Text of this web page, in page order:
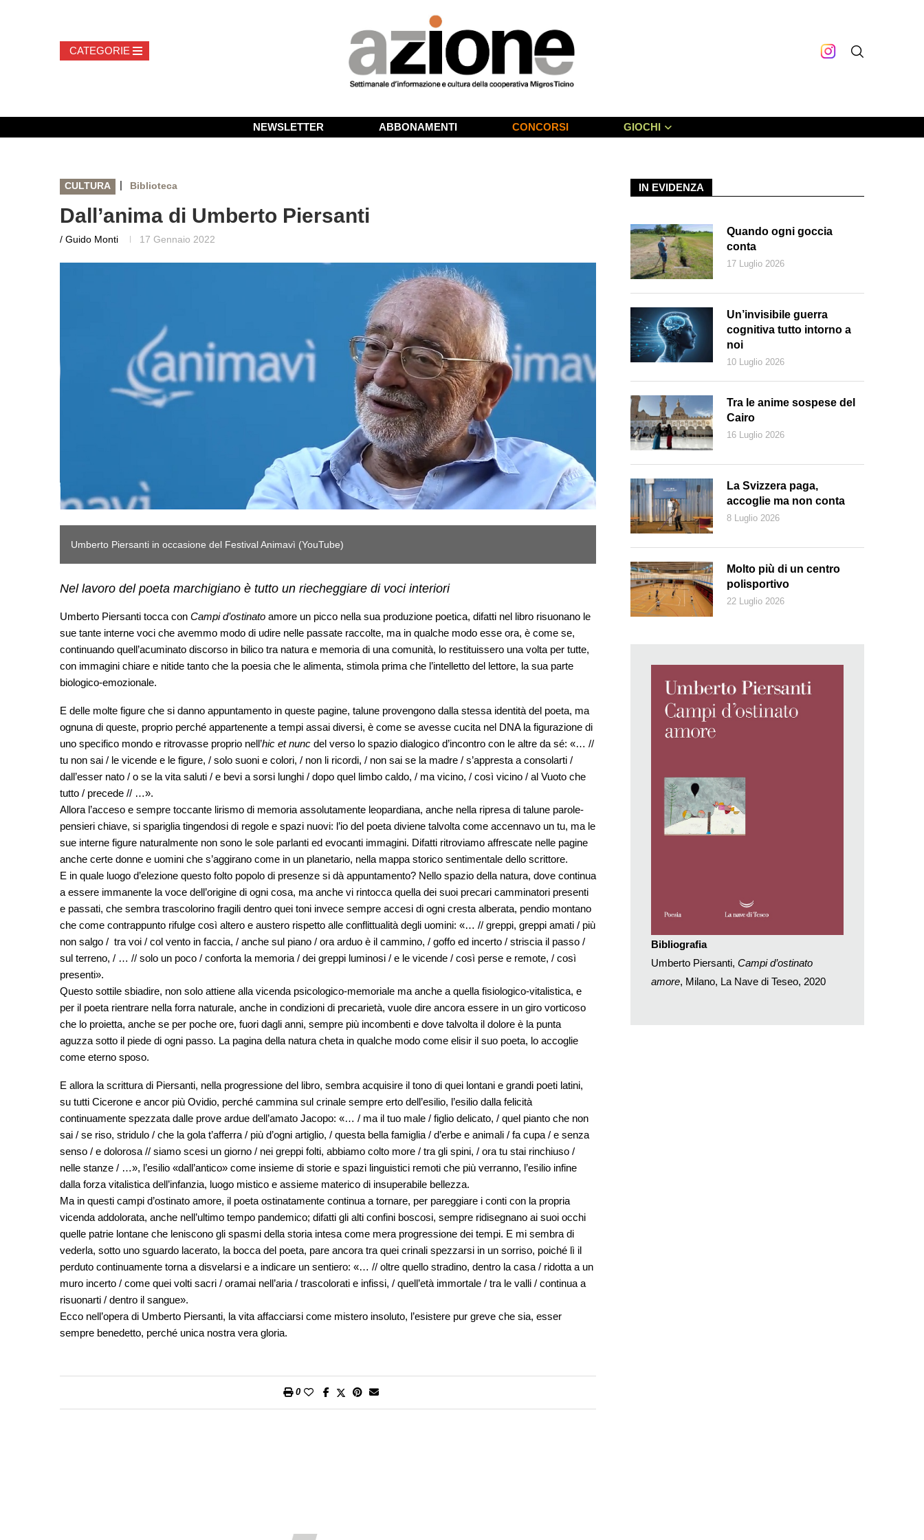
NEWSLETTER ABBONAMENTI CONCORSI GIOCHI
CULTURA | Biblioteca
Dall’anima di Umberto Piersanti
/ Guido Monti 17 Gennaio 2022
Umberto Piersanti in occasione del Festival Animavì (YouTube) Umberto Piersanti in occasione del Festival Animavì (YouTube)
Nel lavoro del poeta marchigiano è tutto un riecheggiare di voci interiori
Umberto Piersanti tocca con Campi d’ostinato amore un picco nella sua produzione poetica, difatti nel libro risuonano le
sue tante interne voci che avemmo modo di udire nelle passate raccolte, ma in qualche modo esse ora, è come se,
continuando quell’acuminato discorso in bilico tra natura e memoria di una comunità, lo restituissero una volta per tutte,
con immagini chiare e nitide tanto che la poesia che le alimenta, stimola prima che l’intelletto del lettore, la sua parte
biologico-emozionale.
E delle molte figure che si danno appuntamento in queste pagine, talune provengono dalla stessa identità del poeta, ma
ognuna di queste, proprio perché appartenente a tempi assai diversi, è come se avesse cucita nel DNA la figurazione di
uno specifico mondo e ritrovasse proprio nell’hic et nunc del verso lo spazio dialogico d’incontro con le altre da sé: «… //
tu non sai / le vicende e le figure, / solo suoni e colori, / non li ricordi, / non sai se la madre / s’appresta a consolarti /
dall’esser nato / o se la vita saluti / e bevi a sorsi lunghi / dopo quel limbo caldo, / ma vicino, / così vicino / al Vuoto che
tutto / precede // …».
Allora l’acceso e sempre toccante lirismo di memoria assolutamente leopardiana, anche nella ripresa di talune parole-
pensieri chiave, si spariglia tingendosi di regole e spazi nuovi: l’io del poeta diviene talvolta come accennavo un tu, ma le
sue interne figure naturalmente non sono le sole parlanti ed evocanti immagini. Difatti ritroviamo affrescate nelle pagine
anche certe donne e uomini che s’aggirano come in un planetario, nella mappa storico sentimentale dello scrittore.
E in quale luogo d’elezione questo folto popolo di presenze si dà appuntamento? Nello spazio della natura, dove continua
a essere immanente la voce dell’origine di ogni cosa, ma anche vi rintocca quella dei suoi precari camminatori presenti
e passati, che sembra trascolorino fragili dentro quei toni invece sempre accesi di ogni cresta alberata, pendio montano
che come contrappunto rifulge così altero e austero rispetto alle conflittualità degli uomini: «… // greppi, greppi amati / più
non salgo / tra voi / col vento in faccia, / anche sul piano / ora arduo è il cammino, / goffo ed incerto / striscia il passo /
sul terreno, / … // solo un poco / conforta la memoria / dei greppi luminosi / e le vicende / così perse e remote, / così
presenti».
Questo sottile sbiadire, non solo attiene alla vicenda psicologico-memoriale ma anche a quella fisiologico-vitalistica, e
per il poeta rientrare nella forra naturale, anche in condizioni di precarietà, vuole dire ancora essere in un giro vorticoso
che lo proietta, anche se per poche ore, fuori dagli anni, sempre più incombenti e dove talvolta il dolore è la punta
aguzza sotto il piede di ogni passo. La pagina della natura cheta in qualche modo come elisir il suo poeta, lo accoglie
come eterno sposo.
E allora la scrittura di Piersanti, nella progressione del libro, sembra acquisire il tono di quei lontani e grandi poeti latini,
su tutti Cicerone e ancor più Ovidio, perché cammina sul crinale sempre erto dell’esilio, l’esilio dalla felicità
continuamente spezzata dalle prove ardue dell’amato Jacopo: «… / ma il tuo male / figlio delicato, / quel pianto che non
sai / se riso, stridulo / che la gola t’afferra / più d’ogni artiglio, / questa bella famiglia / d’erbe e animali / fa cupa / e senza
senso / e dolorosa // siamo scesi un giorno / nei greppi folti, abbiamo colto more / tra gli spini, / ora tu stai rinchiuso /
nelle stanze / …», l’esilio «dall’antico» come insieme di storie e spazi linguistici remoti che più verranno, l’esilio infine
dalla forza vitalistica dell’infanzia, luogo mistico e assieme materico di insuperabile bellezza.
Ma in questi campi d’ostinato amore, il poeta ostinatamente continua a tornare, per pareggiare i conti con la propria
vicenda addolorata, anche nell’ultimo tempo pandemico; difatti gli alti confini boscosi, sempre ridisegnano ai suoi occhi
quelle patrie lontane che leniscono gli spasmi della storia intesa come mera progressione dei tempi. E mi sembra di
vederla, sotto uno sguardo lacerato, la bocca del poeta, pare ancora tra quei crinali spezzarsi in un sorriso, poiché lì il
perduto continuamente torna a disvelarsi e a indicare un sentiero: «… // oltre quello stradino, dentro la casa / ridotta a un
muro incerto / come quei volti sacri / oramai nell’aria / trascolorati e infissi, / quell’età immortale / tra le valli / continua a
risuonarti / dentro il sangue».
Ecco nell’opera di Umberto Piersanti, la vita affacciarsi come mistero insoluto, l’esistere pur greve che sia, esser
sempre benedetto, perché unica nostra vera gloria.
0
IN EVIDENZA
Quando ogni goccia
conta
17 Luglio 2026
Un’invisibile guerra
cognitiva tutto intorno a
noi
10 Luglio 2026
Tra le anime sospese del
Cairo
16 Luglio 2026
La Svizzera paga,
accoglie ma non conta
8 Luglio 2026
Molto più di un centro
polisportivo
22 Luglio 2026
Bibliografia
Umberto Piersanti, Campi d’ostinato
amore, Milano, La Nave di Teseo, 2020